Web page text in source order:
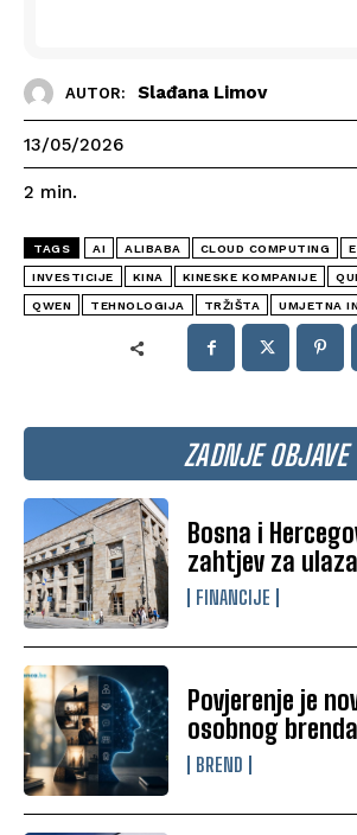
ZADNJE OBJAVE
Bosna i
zahtjev za
FINANCIJE
Povjerenje je
osobnog brenda
BREND
AUTOR: Slađana Limov
13/05/2026
2 min.
TAGS AI ALIBABA CLOUD COMPUTING
INVESTICIJE KINA KINESKE KOMPANIJE
QWEN TEHNOLOGIJA TRŽIŠTA UMJETNA